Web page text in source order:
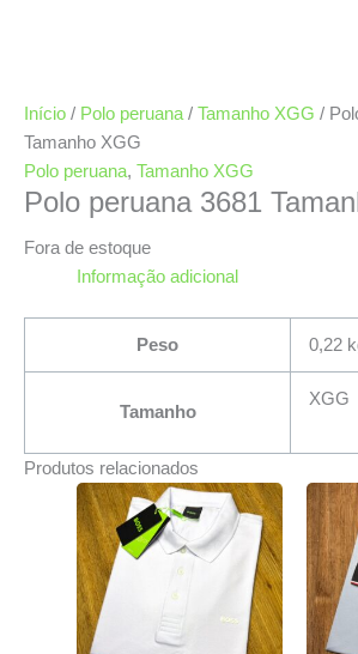
Início / Polo peruana / Tamanho XGG /
Tamanho XGG
Polo peruana, Tamanho XGG
Polo peruana 3681
Fora de estoque
Informação adicional
Peso 0,22
Tamanho
XGG
Produtos relacionados